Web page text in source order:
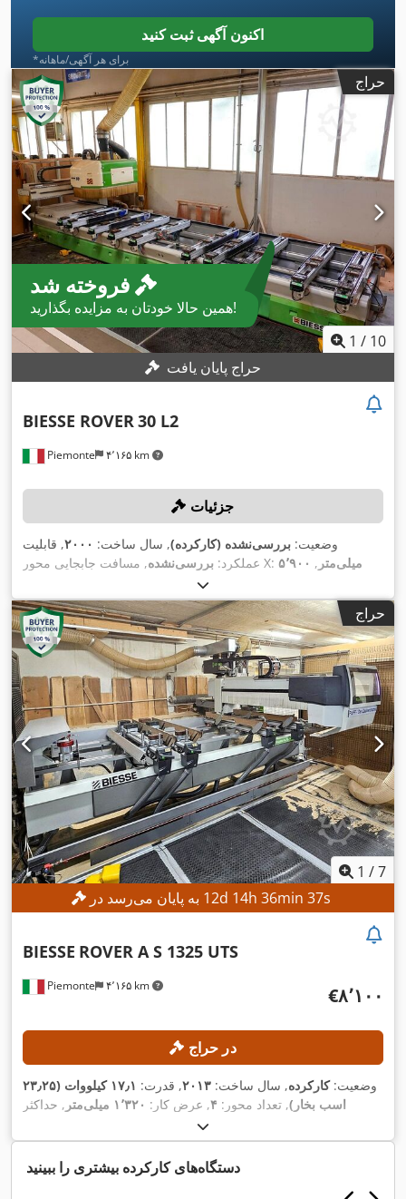
اکنون آگهی ثبت کنید
*برای هر آگهی/ماهانه
حراج
همین حالا خودتان به مزایده بگذارید!
1 / 10
حراج پایان یافت
Piemonte ۴٬۱۶۵ km
BIESSE ROVER30 L2
جزئیات
وضعیت: بررسی‌نشده (کارکرده), سال ساخت: ۲۰۰۰, قابلیت
عملکرد: بررسی‌نشده , مسافت جابجایی محور X: ۵٬۹۰۰ میلی‌متر ,
دقیقه, نرخ تغذیه محور Y: ۶۰ متر/دقیقه, حداکثر سرعت چرخش:
۲۰٬۰۰۰ دور/دقیقه, حراج
1 /7
12d 14h 36min 35s
Piemonte ۴٬۱۶۵ km
BIESSE ROVER A S 1325 UTS
‎€۸٬۱۰۰
در حراج
وضعیت:کارکرده, سال ساخت: ۲۰۱۳, قدرت:
۱۷٫۱ کیلووات (۲۳٫۲۵
اسب بخار), تعداد محور: ۴, عرض کار: ۱٬۳۲۰ میلی‌متر
, حداکثر
۲۴٬۰۰۰ دور/دقیقه
میلی‌متر,
دستگاه‌های کارکرده بیشتری را ببینید